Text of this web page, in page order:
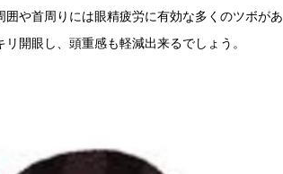
や首周りには眼精疲労に有効な多くのツボがあ
開眼し、頭重感も軽減出来るでしょう。